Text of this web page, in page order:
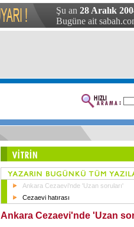
Şu an 28 Aralık
Bugüne ait
Ankara Cezaevi'nde 'Uzan soruları'
Cezaevi hatırası
Ankara Cezaevi'nde 'Uzan